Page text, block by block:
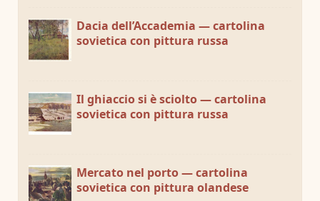
Dacia dell’Accademia — cartolina
sovietica con pittura russa
Il ghiaccio si è sciolto — cartolina
sovietica con pittura russa
Mercato nel porto — cartolina
sovietica con pittura olandese